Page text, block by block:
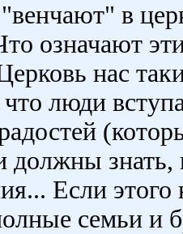
в
означают
нас
люди
знать,
Если
семьи и